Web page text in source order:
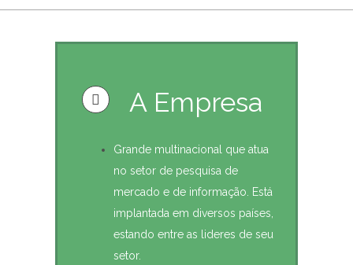
A Empresa
Grande multinacional que atua
no setor de pesquisa de
mercado e de informação. Está
implantada em diversos países,
estando entre as lideres de seu
setor.